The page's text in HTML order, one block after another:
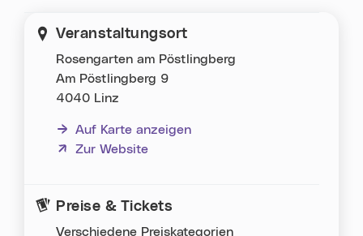
Veranstaltungsort
Rosengarten am Pöstlingberg
Am Pöstlingberg 9
4040 Linz
Auf Karte anzeigen
Zur Website
(neues Fenster)
Preise & Tickets
Verschiedene Preiskategorien